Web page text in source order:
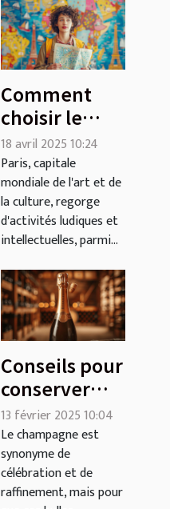
Comment
choisir le
meilleur jeu
d'évasion
thématique à
Paris
18 avril 2025 10:24
Paris, capitale
mondiale de l'art et de
la culture, regorge
d'activités ludiques et
intellectuelles, parmi...
Conseils pour
conserver
votre
champagne
afin de
préserver sa
13 février 2025 10:04
Le champagne est
synonyme de
célébration et de
raffinement, mais pour